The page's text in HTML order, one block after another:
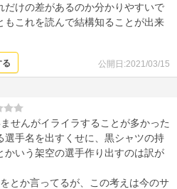
けの差があるのか分かりやすいで
これを読んで結構知ることが出来
公開日:2021/03/15
る
せんがイライラすることが多かった
選手名を出すくせに、黒シャツの持
いう架空の選手作り出すのは訳が
とか言ってるが、この考えは今のサ